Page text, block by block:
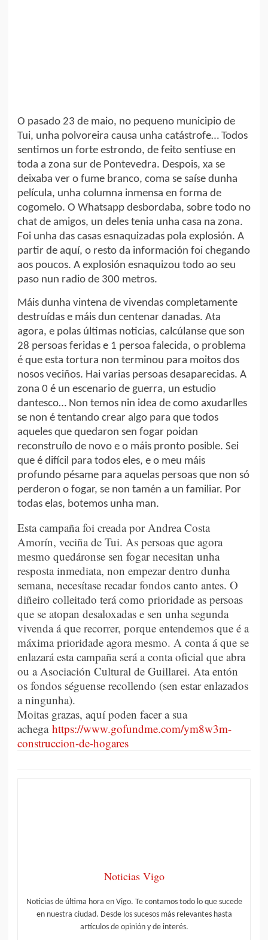
O pasado 23 de maio, no pequeno municipio de
Tui, unha polvoreira causa unha catástrofe… Todos
sentimos un forte estrondo, de feito sentiuse en
toda a zona sur de Pontevedra. Despois, xa se
deixaba ver o fume branco, coma se saíse dunha
película, unha columna inmensa en forma de
cogomelo. O Whatsapp desbordaba, sobre todo no
chat de amigos, un deles tenia unha casa na zona.
Foi unha das casas esnaquizadas pola explosión. A
partir de aquí, o resto da información foi chegando
aos poucos. A explosión esnaquizou todo ao seu
paso nun radio de 300 metros.
Máis dunha vintena de vivendas completamente
destruídas e máis dun centenar danadas. Ata
agora, e polas últimas noticias, calcúlanse que son
28 persoas feridas e 1 persoa falecida, o problema
é que esta tortura non terminou para moitos dos
nosos veciños. Hai varias persoas desaparecidas. A
zona 0 é un escenario de guerra, un estudio
dantesco… Non temos nin idea de como axudarlles
se non é tentando crear algo para que todos
aqueles que quedaron sen fogar poidan
reconstruílo de novo e o máis pronto posible. Sei
que é difícil para todos eles, e o meu máis
profundo pésame para aquelas persoas que non só
perderon o fogar, se non tamén a un familiar. Por
todas elas, botemos unha man.
Esta campaña foi creada por Andrea Costa
Amorín, veciña de Tui. As persoas que agora
mesmo quedáronse sen fogar necesitan unha
resposta inmediata, non empezar dentro dunha
semana, necesítase recadar fondos canto antes. O
diñeiro colleitado terá como prioridade as persoas
que se atopan desaloxadas e sen unha segunda
vivenda á que recorrer, porque entendemos que é a
máxima prioridade agora mesmo. A conta á que se
enlazará esta campaña será a conta oficial que abra
ou a Asociación Cultural de Guillarei. Ata entón
os fondos séguense recollendo (sen estar enlazados
a ningunha).
Moitas grazas, aquí poden facer a sua
achega https://www.gofundme.com/ym8w3m-
construccion-de-hogares
Noticias Vigo
Noticias de última hora en Vigo. Te contamos todo lo que sucede
en nuestra ciudad. Desde los sucesos más relevantes hasta
artículos de opinión y de interés.